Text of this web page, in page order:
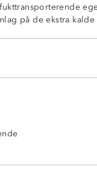
på de ekstra kalde